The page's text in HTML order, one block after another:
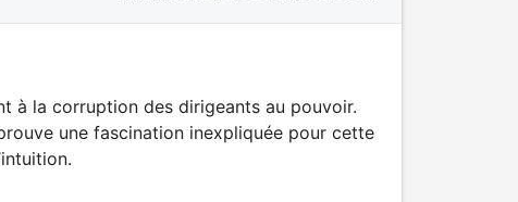
à la corruption des dirigeants au pouvoir.
une fascination inexpliquée pour cette